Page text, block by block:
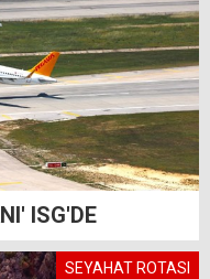
ISG'DE
SEYAHAT ROTASI